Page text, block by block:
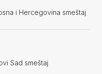
i Hercegovina smeštaj
Sad smeštaj